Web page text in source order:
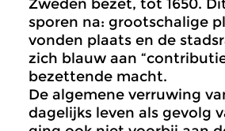
Zweden bezet, tot 1650.
sporen na: grootschalige
vonden plaats en de
zich blauw aan
bezettende macht.
De algemene verruwing
dagelijks leven als gevolg